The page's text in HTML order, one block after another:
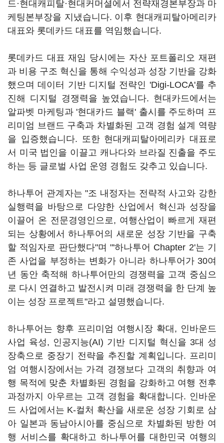
드·현대캐피탈·현대커머셜에서 전략재경본부장과 마
케팅본부장을 지냈습니다. 이후 현대캐피탈아메리카
대표와 롯데카드 대표를 역임했습니다.
롯데카드 대표 재임 당시에는 자산 포트폴리오 재편
과 비용 구조 혁신을 통해 수익성과 성장 기반을 강화
했으며 데이터 기반 디지털 전략인 'Digi-LOCA'를 추
진해 디지털 경쟁력을 높였습니다. 현대카드에서는
알파벳 마케팅과 '현대카드 블랙' 출시를 주도하며 프
리미엄 브랜드 구축과 차별화된 고객 경험 설계 역량
을 입증했습니다. 또한 현대캐피탈아메리카 대표로
서 미국 법인을 이끌고 캐나다와 브라질 진출을 주도
하는 등 글로벌 사업 운영 경험도 갖추고 있습니다.
하나투어 관계자는 "조 내정자는 전략적 사고와 강한
실행력을 바탕으로 다양한 산업에서 혁신과 성장을
이끌어 온 전문경영인으로, 여행산업이 빠르게 재편
되는 상황에서 하나투어의 새로운 성장 기반을 구축
할 적임자로 판단했다"며 "'하나투어 Chapter 2'는 기
존 사업을 부정하는 변화가 아니라 하나투어가 30여
년 동안 축적해 하나투어만의 경쟁력을 고객 중심으
로 다시 연결하고 발전시켜 미래 경쟁력을 한 단계 높
이는 성장 프로젝트"라고 설명했습니다.
하나투어는 향후 프리미엄 여행시장 확대, 인바운드
사업 육성, 인공지능(AI) 기반 디지털 혁신을 3대 성
장축으로 중장기 전략을 추진할 계획입니다. 프리미
엄 여행시장에서는 가격 경쟁보다 고객의 취향과 여
행 목적에 맞춘 차별화된 경험을 강화하고 여행 전후
과정까지 아우르는 고객 경험을 확대합니다. 인바운
드 사업에서는 K-컬처 확산을 새로운 성장 기회로 삼
아 일본과 동남아시아를 중심으로 차별화된 방한 여
행 서비스를 확대하고 하나투어를 대한민국 여행의